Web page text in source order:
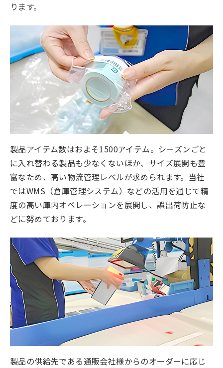
ります。
製品アイテム数はおよそ1500アイテム。シーズンごと
に入れ替わる製品も少なくないほか、サイズ展開も豊
富なため、高い物流管理レベルが求められます。当社
ではWMS（倉庫管理システム）などの活用を通じて精
度の高い庫内オペレーションを展開し、誤出荷防止な
どに努めております。
製品の供給先である通販会社様からのオーダーに応じ